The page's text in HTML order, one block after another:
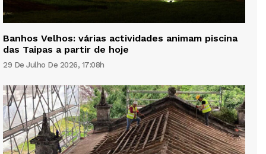
Banhos Velhos: várias actividades animam piscina
das Taipas a partir de hoje
29 De Julho De 2026, 17:08h